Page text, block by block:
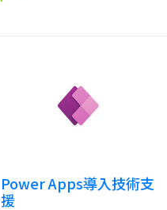
Power Apps導入技術支
援